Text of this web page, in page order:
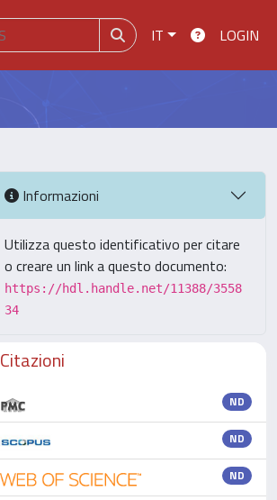
IT LOGIN
Informazioni
Utilizza questo identificativo per citare
o creare un link a questo documento:
https://hdl.handle.net/11388/3558
34
Citazioni
ND
ND
ND